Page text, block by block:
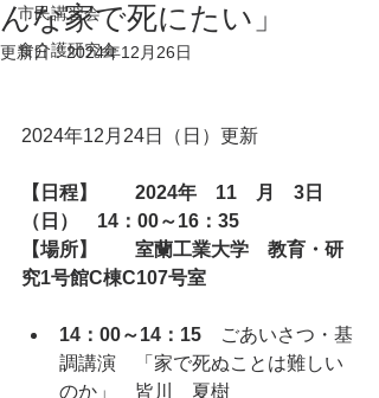
市民講習会
食介護研究会
んな家で死にたい」
更新日：2024年12月26日
2024年12月24日（日）更新
【日程】　　2024年　11　月　3日
（日）　14：00～16：35
【場所】　　室蘭工業大学　教育・研
究1号館C棟C107号室
14：00～14：15
ごあいさつ・基
調講演　「家で死ぬことは難しい
のか」　皆川　夏樹